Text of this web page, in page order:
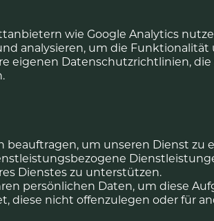
wie Google Analytics
analysieren, um die Funktionalität
eigenen Datenschutzrichtlinien,
um unseren Dienst zu
Dienstes zu unterstützen.
persönlichen Daten, um diese
diese nicht offenzulegen oder für